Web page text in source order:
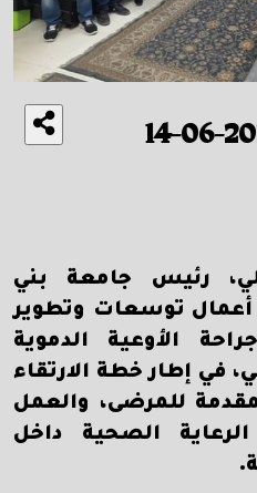
2026-06-14
رئيس جامعة بني
أعمال توسعات وتطوير
الأوعية الدموية
في إطار خطة الارتقاء
للمرضى، والعمل
الصحية داخل